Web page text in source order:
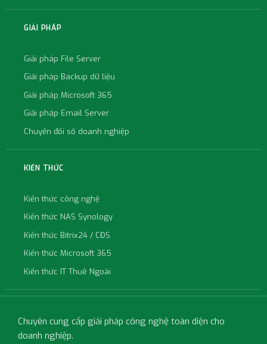
KIẾN THỨC
Kiến thức công nghệ
Kiến thức NAS Synology
Kiến thức Bitrix24 / CĐS
Kiến thức Microsoft 365
Kiến thức IT Thuê Ngoài
doanh nghiệp.
Hotline: 0943.199.449
info@mstarcorp.vn
© 2008 – 2026 Mstar Corp. Bảo lưu mọi quyền. |
sách bán hàng|Bảo hành & bảo trì|Bảo mật|Thanh